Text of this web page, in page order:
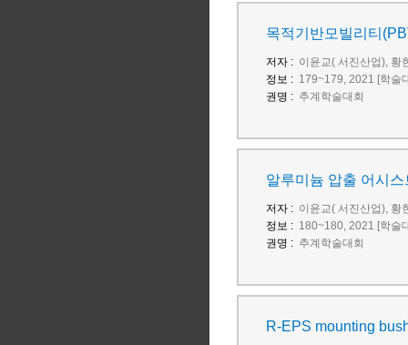
목적기반모빌리티
저자 : 이윤교( 서진산업), 황
정보 : 179~179, 2021 [학술
권명 : 추계학술대회
알루미늄 압출 어시
저자 : 이윤교( 서진산업), 황
정보 : 180~180, 2021 [학술
권명 : 추계학술대회
R-EPS mounting